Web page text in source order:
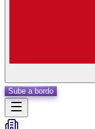
Sube a bordo